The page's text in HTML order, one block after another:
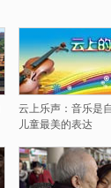
云上乐声：音乐是
儿童最美的表达